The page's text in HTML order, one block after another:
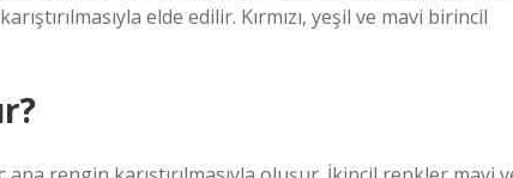
elde edilir. Kırmızı, yeşil ve mavi birincil